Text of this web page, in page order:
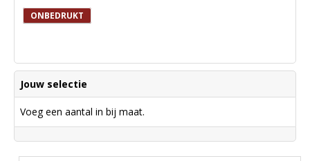
ONBEDRUKT
Jouw selectie
Voeg een aantal in bij maat.